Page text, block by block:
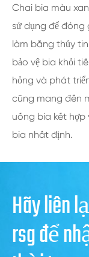
Chai bia màu
sử dụng để đóng
làm bằng thủy
bảo vệ bia khỏi
hỏng và phát
cũng mang đến
uống bia kết hợp
bia nhất định.
Hãy liên
rsg để